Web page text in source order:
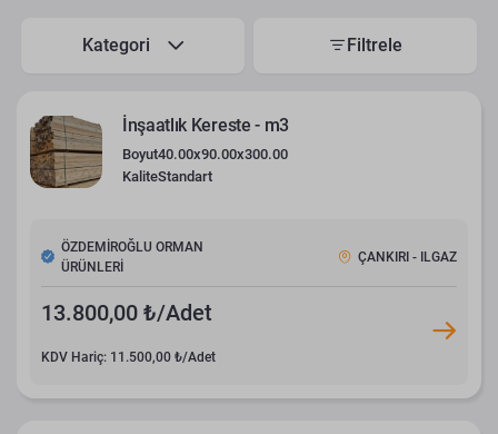
Kategori Filtrele
İnşaatlık Kereste - m3
Boyut40.00x90.00x300.00
KaliteStandart
ÖZDEMİROĞLU ORMAN
ÜRÜNLERİ
ÇANKIRI - ILGAZ
13.800,00 ₺/Adet
KDV Hariç: 11.500,00 ₺/Adet